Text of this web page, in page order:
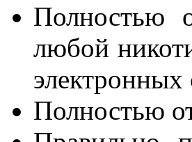
Полностью
любой
электронных
Полностью